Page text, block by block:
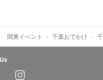
関東イベント 千葉おでかけ